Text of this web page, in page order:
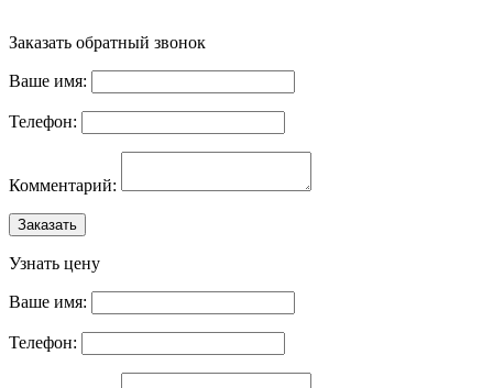
Заказать обратный звонок
Ваше имя:
Телефон:
Комментарий:
Заказать
Узнать цену
Ваше имя:
Телефон: